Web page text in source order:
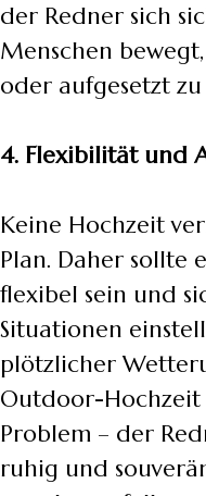
der Redner sich
Menschen
oder aufgesetzt
4. Flexibilität und
Keine Hochzeit
Plan. Daher sollte
flexibel sein und
Situationen
plötzlicher
Outdoor-Hochzeit
Problem – der
ruhig und